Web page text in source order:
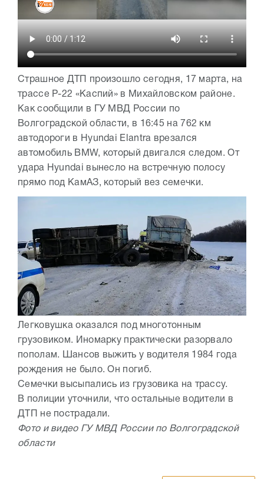
Страшное ДТП произошло сегодня, 17 марта, на
трассе Р-22 «Каспий» в Михайловском районе.
Как сообщили в ГУ МВД России по
Волгоградской области, в 16:45 на 762 км
автодороги в Hyundai Elantra врезался
автомобиль BMW, который двигался следом. От
удара Hyundai вынесло на встречную полосу
прямо под КамАЗ, который вез семечки.
Легковушка оказался под многотонным
грузовиком. Иномарку практически разорвало
пополам. Шансов выжить у водителя 1984 года
рождения не было. Он погиб.
Семечки высыпались из грузовика на трассу.
В полиции уточнили, что остальные водители в
ДТП не пострадали.
Фото и видео ГУ МВД России по Волгоградской
области